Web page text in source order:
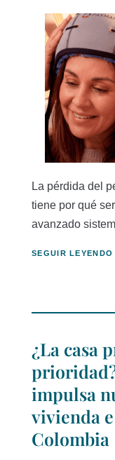
La pérdida del
tiene por qué
avanzado
SEGUIR LEYENDO
¿La casa
impulsa
vivienda
Colombia